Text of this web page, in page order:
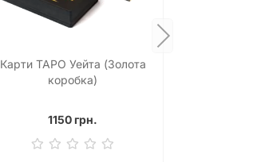
Карти ТАРО Уейта (Золота
коробка)
1150 грн.